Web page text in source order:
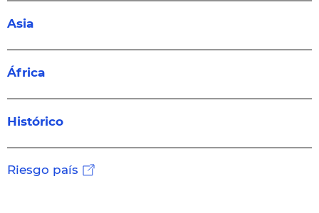
Asia
África
Histórico
Riesgo país